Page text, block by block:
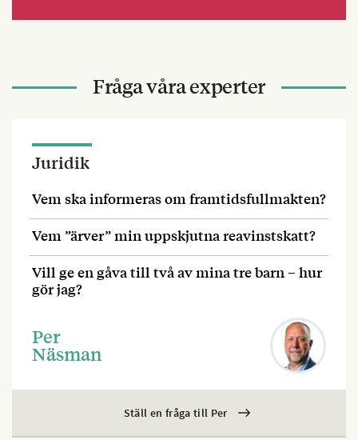
Fråga våra experter
Juridik
Vem ska informeras om framtidsfullmakten?
Vem ”ärver” min uppskjutna reavinstskatt?
Vill ge en gåva till två av mina tre barn – hur
gör jag?
Per
Näsman
Ställ en fråga till Per